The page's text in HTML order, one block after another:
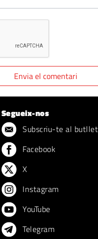
Segueix-nos
Subscriu-te al
Facebook
X
Instagram
YouTube
Telegram